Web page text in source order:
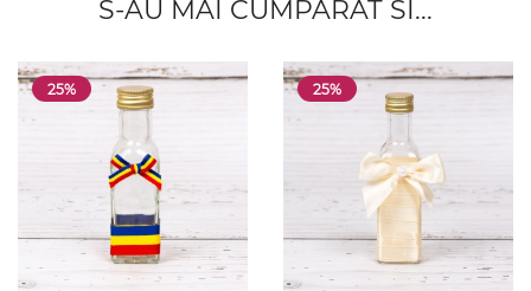
S-AU MAI CUMPARAT SI...
25% 25%